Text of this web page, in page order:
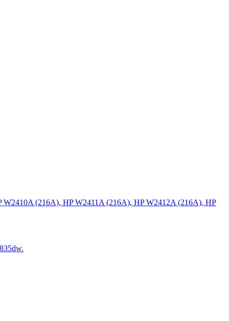
(216A), HP W2411A (216A), HP W2412A (216A), HP